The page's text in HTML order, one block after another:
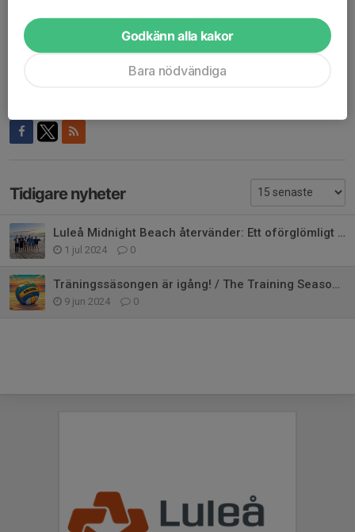
Don’t forget to visit our newwebshopfor training clothes and
supporter gear.
We look forward to an amazing and active season together!
Tidigare nyheter
Luleå Midnight Beach återvänder: Ett oförglömligt tävlingsdygn
1 jul 2024 0
Träningssäsongen är igång! / The Training Season is Starting!
9 jun 2024 0
Godkänn alla kakor
Bara nödvändiga